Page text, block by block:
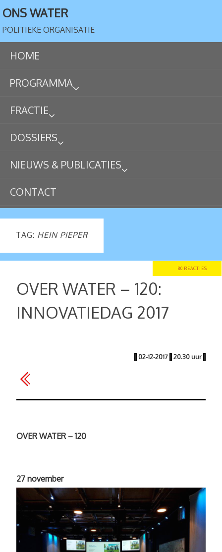
ONS WATER
POLITIEKE ORGANISATIE
HOME
PROGRAMMA
FRACTIE
DOSSIERS
NIEUWS & PUBLICATIES
CONTACT
TAG: HEIN PIEPER
80 REACTIES
OVER WATER – 120:
INNOVATIEDAG 2017
| 02-12-2017 | 20.30 uur |
OVER WATER – 120
27 november